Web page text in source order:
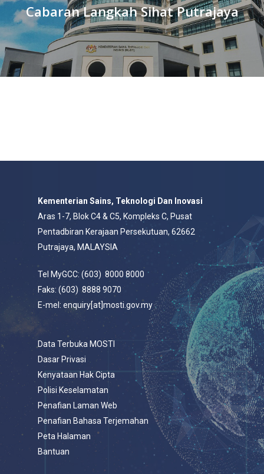
Cabaran Langkah Sihat Putrajaya
Kementerian Sains, Teknologi Dan Inovasi
Aras 1-7, Blok C4 & C5, Kompleks C, Pusat
Pentadbiran Kerajaan Persekutuan, 62662
Putrajaya, MALAYSIA
Tel MyGCC: (603) 8000 8000
Faks: (603) 8888 9070
E-mel: enquiry[at]mosti.gov.my
Data Terbuka MOSTI
Dasar Privasi
Kenyataan Hak Cipta
Polisi Keselamatan
Penafian Laman Web
Penafian Bahasa Terjemahan
Peta Halaman
Bantuan